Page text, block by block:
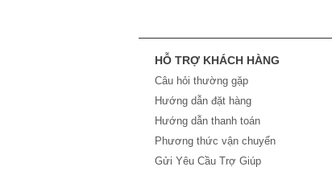
HỖ TRỢ KHÁCH HÀNG
Câu hỏi thường gặp
Hướng dẫn đặt hàng
Hướng dẫn thanh toán
Phương thức vận chuyển
Gửi Yêu Cầu Trợ Giúp